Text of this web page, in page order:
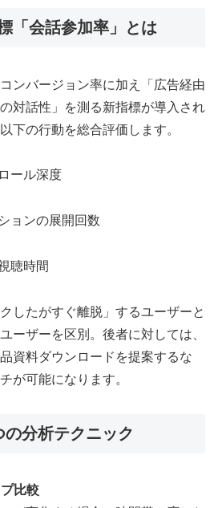
「会話参加率」とは
ンバージョン率に加え「広告経由
対話性」を測る新指標が導入され
下の行動を総合評価します。
ール深度
ョンの展開回数
聴時間
したがすぐ離脱」するユーザーと
ーザーを区別。後者に対しては、
資料ダウンロードを提案するな
が可能になります。
分析テクニック
比較